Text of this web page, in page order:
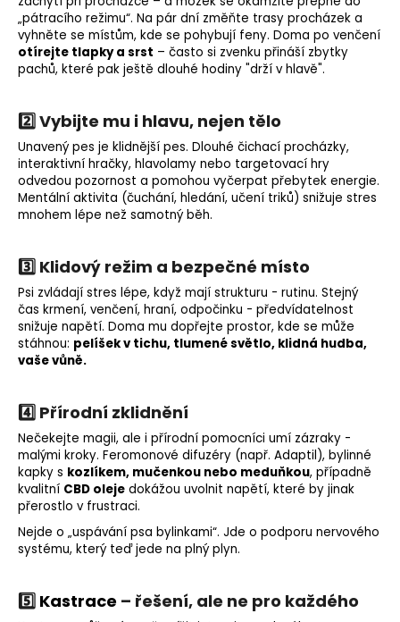
„pátracího režimu“. Na pár dní změňte trasy procházek a
vyhněte se místům, kde se pohybují feny. Doma po venčení
otírejte tlapky a srst – často si zvenku přináší zbytky
pachů, které pak ještě dlouhé hodiny "drží v hlavě".
2️⃣ Vybijte mu i hlavu, nejen tělo
Unavený pes je klidnější pes. Dlouhé čichací procházky,
interaktivní hračky, hlavolamy nebo targetovací hry
odvedou pozornost a pomohou vyčerpat přebytek energie.
Mentální aktivita (čuchání, hledání, učení triků) snižuje stres
mnohem lépe než samotný běh.
3️⃣ Klidový režim a bezpečné místo
Psi zvládají stres lépe, když mají strukturu - rutinu. Stejný
čas krmení, venčení, hraní, odpočinku - předvídatelnost
snižuje napětí. Doma mu dopřejte prostor, kde se může
stáhnou: pelíšek v tichu, tlumené světlo, klidná hudba,
vaše vůně.
4️⃣ Přírodní zklidnění
Nečekejte magii, ale i přírodní pomocníci umí zázraky -
malými kroky. Feromonové difuzéry (např. Adaptil), bylinné
kapky s kozlíkem, mučenkou nebo meduňkou, případně
kvalitní CBD oleje dokážou uvolnit napětí, které by jinak
přerostlo v frustraci.
Nejde o „uspávání psa bylinkami“. Jde o podporu nervového
systému, který teď jede na plný plyn.
5️⃣ Kastrace – řešení, ale ne pro každého